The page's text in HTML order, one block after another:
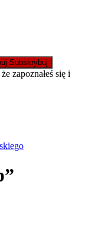
Subskrybuj
zapoznałeś się i